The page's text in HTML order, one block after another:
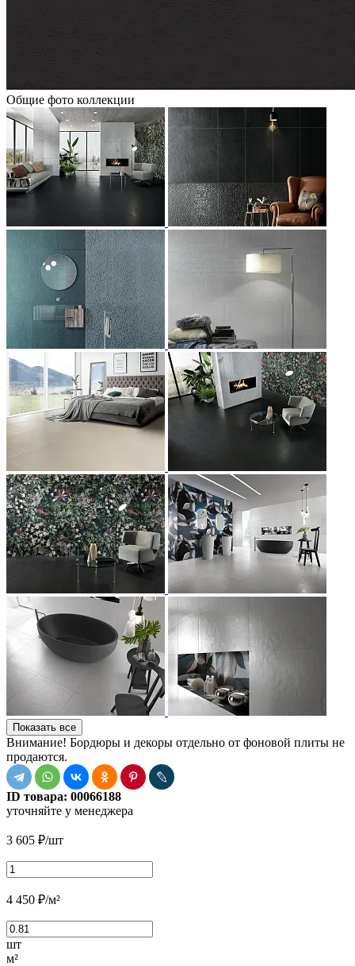
Общие фото коллекции
Показать все
Внимание! Бордюры и декоры отдельно от фоновой плиты не
продаются.
ID товара: 00066188
уточняйте у менеджера
3 605 ₽/шт
4 450 ₽/м²
шт
м²